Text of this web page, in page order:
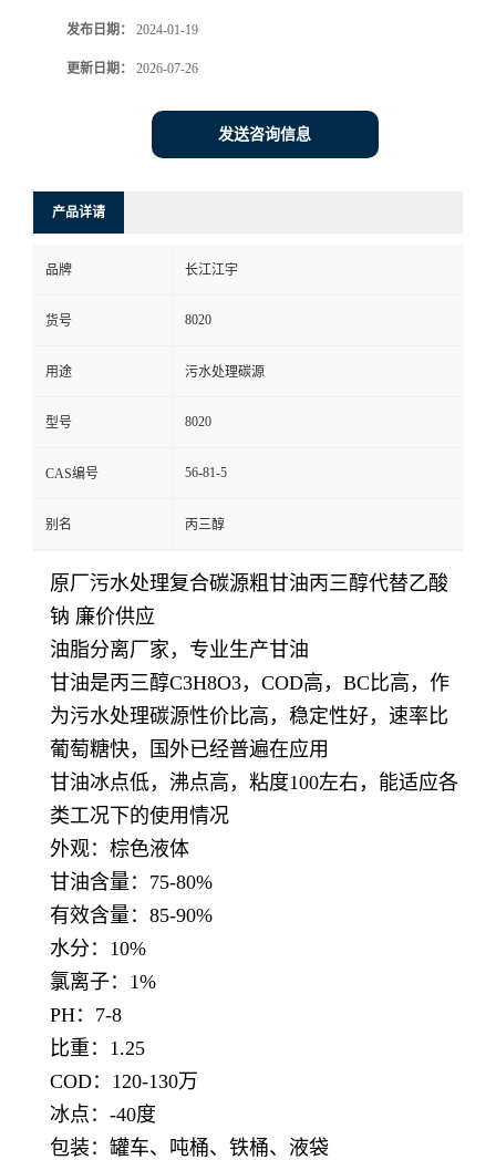
发布日期： 2024-01-19
更新日期： 2026-07-26
发送咨询信息
产品详请
品牌 长江江宇
货号 8020
用途 污水处理碳源
型号 8020
CAS编号 56-81-5
别名 丙三醇
原厂污水处理复合碳源粗甘油丙三醇代替乙酸
钠 廉价供应
油脂分离厂家，专业生产甘油
甘油是丙三醇C3H8O3，COD高，BC比高，作
为污水处理碳源性价比高，稳定性好，速率比
葡萄糖快，国外已经普遍在应用
甘油冰点低，沸点高，粘度100左右，能适应各
类工况下的使用情况
外观：棕色液体
甘油含量：75-80%
有效含量：85-90%
水分：10%
氯离子：1%
PH：7-8
比重：1.25
COD：120-130万
冰点：-40度
包装：罐车、吨桶、铁桶、液袋